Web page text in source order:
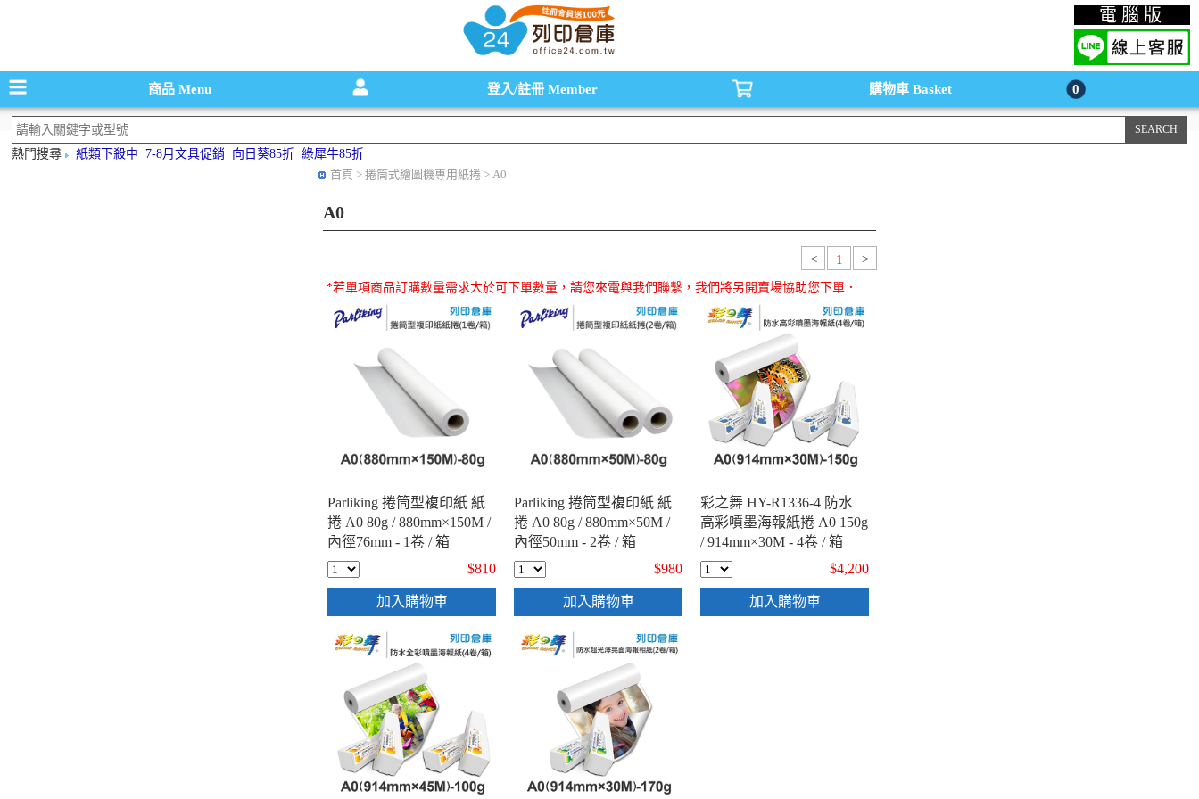
碳粉匣，墨水匣,原廠碳粉匣，副廠碳粉匣，環保碳粉匣,連續供墨印表機-office24列印倉庫線上購物手機版 電腦版
商品Menu 登入/註冊 Member 購物車 Basket 0
熱門搜尋 紙類下殺中 7-8月文具促銷 向日葵85折 綠犀牛85折
首頁 > 捲筒式繪圖機專用紙捲 > A0
A0
< 1 >
*若單項商品訂購數量需求大於可下單數量，請您來電與我們聯繫，我們將另開賣場協助您下單．
Parliking 捲筒型複印紙 紙
捲 A0 80g / 880mm×150M /
內徑76mm - 1卷 / 箱
$810
加入購物車
Parliking 捲筒型複印紙 紙
捲 A0 80g / 880mm×50M /
內徑50mm - 2卷 / 箱
$980
加入購物車
彩之舞 HY-R1336-4 防水
高彩噴墨海報紙捲 A0 150g
/ 914mm×30M - 4卷 / 箱
$4,200
加入購物車